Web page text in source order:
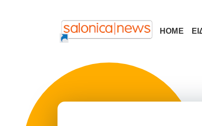
HOME